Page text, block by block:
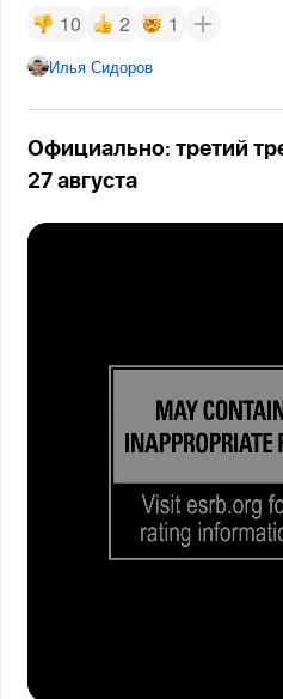
10 2 1
Илья Сидоров
Официально: третий
27 августа